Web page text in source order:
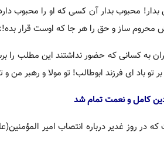
محبوب بدار آن کسی که او را محبوب
محروم ساز و حق را هر جا که اوست قرار
به کسانی که حضور نداشتند این مطلب را
تو باد ای فرزند ابوطالب! تو مولا و رهبر من
در روز غدير درباره انتصاب امير